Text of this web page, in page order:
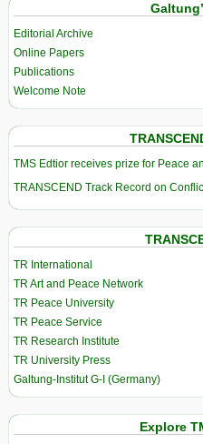
Editorial Archive
Online Papers
Publications
Welcome Note
TMS Edtior receives prize for Peace
TRANSCEND Track Record on
TR International
TR Art and Peace Network
TR Peace University
TR Peace Service
TR Research Institute
TR University Press
Galtung-Institut G-I (Germany)
Explore